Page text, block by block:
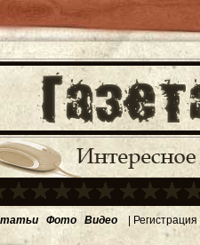
Фото Видео | Регистрация